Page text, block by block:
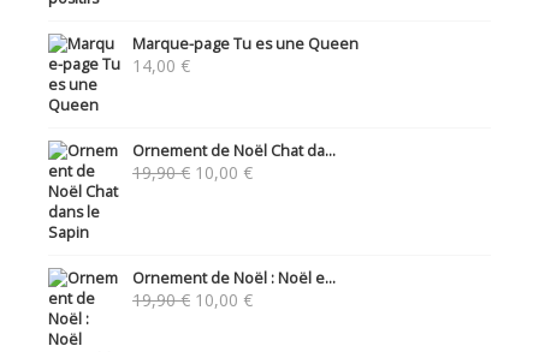
Marque-page Tu es une Queen
14,00 €
Ornement de Noël Chat da...
19,90€ Le
10,00 €Le
Ornement de Noël : Noël e...
19,90€ Le
10,00 €Le